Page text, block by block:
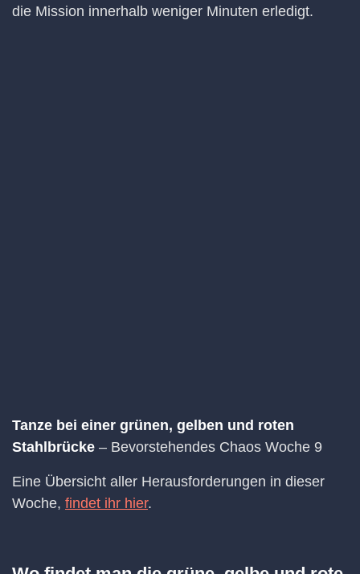
die Mission innerhalb weniger Minuten erledigt.
Tanze bei einer grünen, gelben und roten
Stahlbrücke – Bevorstehendes Chaos Woche 9
Eine Übersicht aller Herausforderungen in dieser
Woche, findet ihr hier.